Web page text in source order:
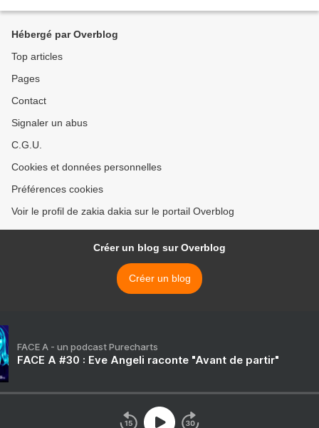
Hébergé par Overblog
Top articles
Pages
Contact
Signaler un abus
C.G.U.
Cookies et données personnelles
Préférences cookies
Voir le profil de zakia dakia sur le portail Overblog
Créer un blog sur Overblog
Créer un blog
FACE A - un podcast Purecharts
FACE A #30 : Eve Angeli raconte "Avant de partir"